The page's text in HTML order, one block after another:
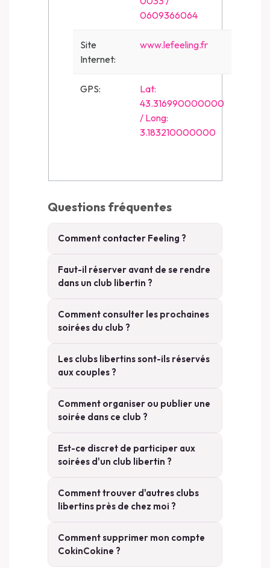
0609366064
Site
Internet:
www.lefeeling.fr
GPS:
Lat:
43.316990000000
/ Long:
3.183210000000
Questions fréquentes
Comment contacter Feeling ?
Faut-il réserver avant de se rendre
dans un club libertin ?
Comment consulter les prochaines
soirées du club ?
Les clubs libertins sont-ils réservés
aux couples ?
Comment organiser ou publier une
soirée dans ce club ?
Est-ce discret de participer aux
soirées d'un club libertin ?
Comment trouver d'autres clubs
libertins près de chez moi ?
Comment supprimer mon compte
CokinCokine ?